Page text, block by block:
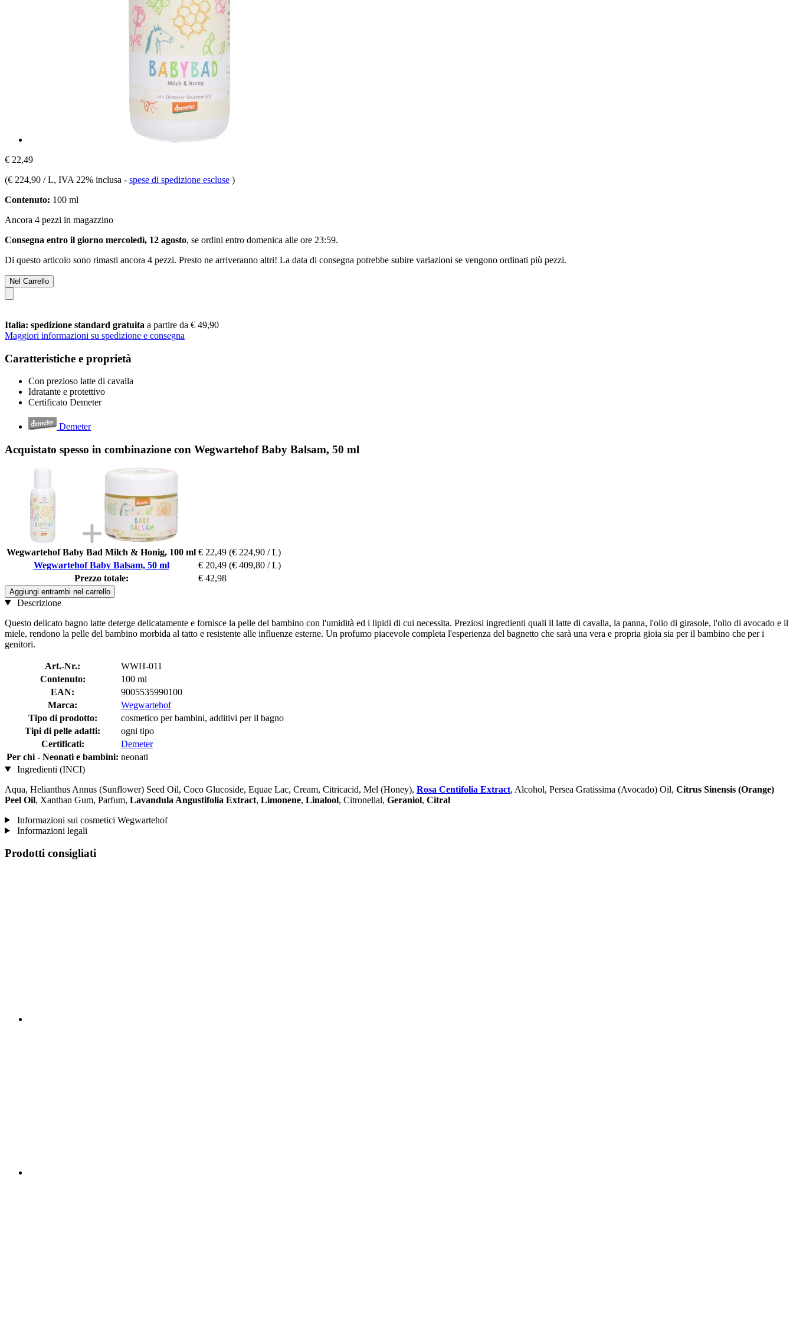
€ 22,49
(€ 224,90 / L, IVA 22% inclusa - spese di spedizione escluse )
Contenuto: 100 ml
Ancora 4 pezzi in magazzino
Consegna entro il giorno mercoledì, 12 agosto, se ordini entro domenica alle ore 23:59.
Di questo articolo sono rimasti ancora 4 pezzi. Presto ne arriveranno altri! La data di consegna potrebbe subire variazioni se vengono ordinati più pezzi.
Nel Carrello
Italia: spedizione standard gratuita a partire da € 49,90
Maggiori informazioni su spedizione e consegna
Caratteristiche e proprietà
Con prezioso latte di cavalla
Idratante e protettivo
Certificato Demeter
Demeter
Acquistato spesso in combinazione con Wegwartehof Baby Balsam, 50 ml
Wegwartehof Baby Bad Milch & Honig, 100 ml € 22,49 (€ 224,90 / L)
Wegwartehof Baby Balsam, 50 ml
€ 20,49 (€ 409,80 / L)
Prezzo totale:
€ 42,98
Aggiungi entrambi nel carrello
Descrizione
Questo delicato bagno latte deterge delicatamente e fornisce la pelle del bambino con l'umidità ed i lipidi di cui necessita. Preziosi ingredienti quali il latte di cavalla, la panna, l'olio di girasole, l'olio di avocado e il
miele, rendono la pelle del bambino morbida al tatto e resistente alle influenze esterne. Un profumo piacevole completa l'esperienza del bagnetto che sarà una vera e propria gioia sia per il bambino che per i
genitori.
Art.-Nr.:
WWH-011
Contenuto:
100 ml
EAN:
9005535990100
Marca:
Wegwartehof
Tipo di prodotto:
cosmetico per bambini, additivi per il bagno
Tipi di pelle adatti:
ogni tipo
Certificati:
Demeter
Per chi - Neonati e bambini: neonati
Ingredienti (INCI)
Aqua, Helianthus Annus (Sunflower) Seed Oil, Coco Glucoside, Equae Lac, Cream, Citricacid, Mel (Honey), Rosa Centifolia Extract, Alcohol, Persea Gratissima (Avocado) Oil, Citrus Sinensis (Orange)
Peel Oil, Xanthan Gum, Parfum, Lavandula Angustifolia Extract, Limonene, Linalool, Citronellal, Geraniol, Citral
Informazioni sui cosmetici Wegwartehof
Informazioni legali
Prodotti consigliati